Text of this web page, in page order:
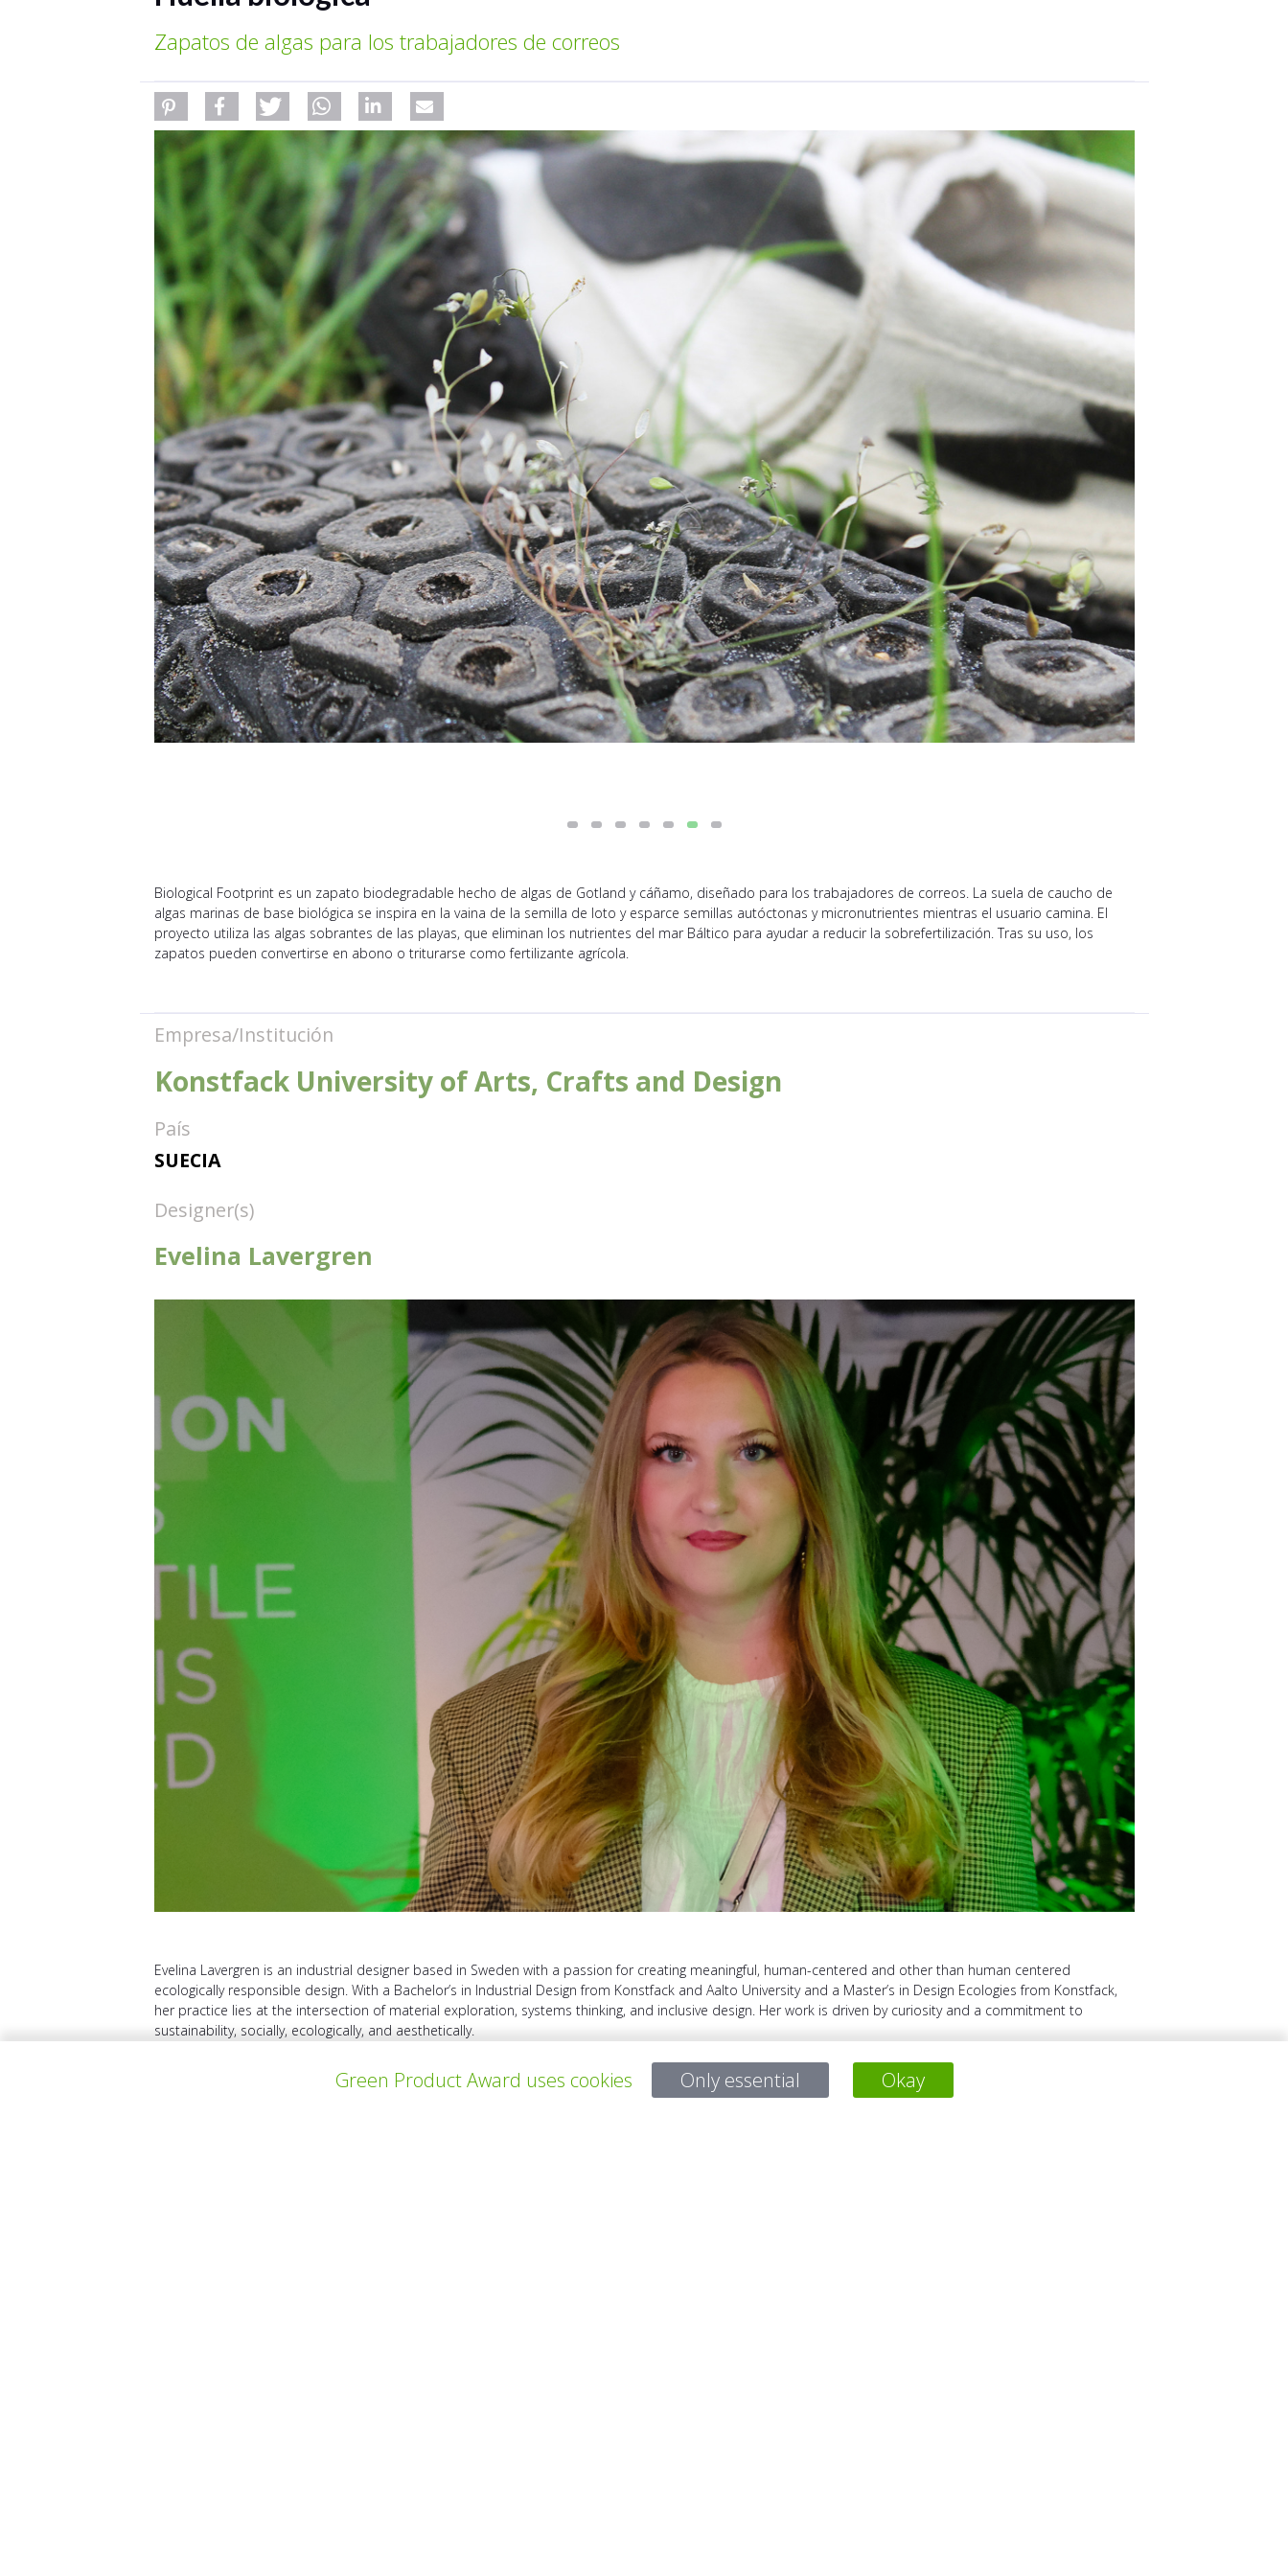
Zapatos de algas para los trabajadores de correos
Biological Footprint es un zapato biodegradable hecho de algas de Gotland y cáñamo, diseñado para los trabajadores de correos. La suela de caucho de
algas marinas de base biológica se inspira en la vaina de la semilla de loto y esparce semillas autóctonas y micronutrientes mientras el usuario camina. El
proyecto utiliza las algas sobrantes de las playas, que eliminan los nutrientes del mar Báltico para ayudar a reducir la sobrefertilización. Tras su uso, los
zapatos pueden convertirse en abono o triturarse como fertilizante agrícola.
Empresa/Institución
Konstfack University of Arts, Crafts and Design
País
SUECIA
Designer(s)
Evelina Lavergren
Evelina Lavergren is an industrial designer based in Sweden with a passion for creating meaningful, human-centered and other than human centered
ecologically responsible design. With a Bachelor’s in Industrial Design from Konstfack and Aalto University and a Master’s in Design Ecologies from Konstfack,
her practice lies at the intersection of material exploration, systems thinking, and inclusive design. Her work is driven by curiosity and a commitment to
sustainability, socially, ecologically, and aesthetically.
Green Product Award uses cookies Only essential Okay